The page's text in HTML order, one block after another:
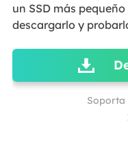
un SSD más
descargarlo y
Soporta